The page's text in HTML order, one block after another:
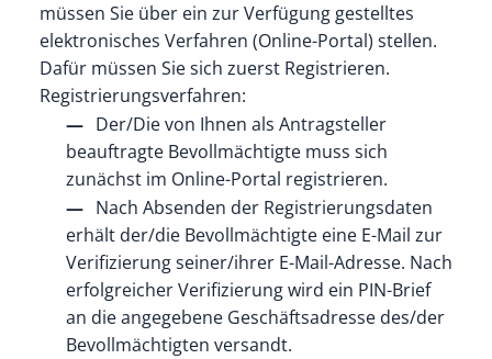
müssen Sie über ein zur Verfügung gestelltes
elektronisches Verfahren (Online-Portal) stellen.
Dafür müssen Sie sich zuerst Registrieren.
Registrierungsverfahren:
Der/Die von Ihnen als Antragsteller
beauftragte Bevollmächtigte muss sich
zunächst im Online-Portal registrieren.
Nach Absenden der Registrierungsdaten
erhält der/die Bevollmächtigte eine E-Mail zur
Verifizierung seiner/ihrer E-Mail-Adresse. Nach
erfolgreicher Verifizierung wird ein PIN-Brief
an die angegebene Geschäftsadresse des/der
Bevollmächtigten versandt.